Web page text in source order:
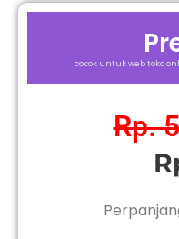
cocok untuk web toko
Rp.